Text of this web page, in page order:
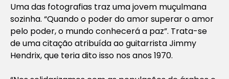
Uma das fotografias traz uma jovem muçulmana
sozinha. “Quando o poder do amor superar o amor
pelo poder, o mundo conhecerá a paz”. Trata-se
de uma citação atribuída ao guitarrista Jimmy
Hendrix, que teria dito isso nos anos 1970.